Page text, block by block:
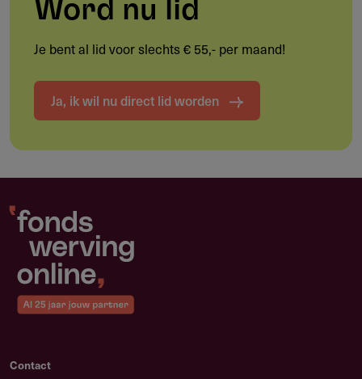
Experiment, onderzoek, reflectie en debat binnen het
vakgebied
Doelgroep
Wie kan deze subsidie aanvragen?
Culturele instellingen met een non-profit, privaatrechtelijke
rechtspersoon die vanuit hun kerntaak bijdragen aan
vormgeving, architectuur of digitale cultuur.
Lokale architectuurcentra
Platforms en presentatieplekken voor vormgeving
Medialabs en werkplaatsen voor digitale cultuur
ontwerpdisciplines
Word nu lid
Je bent al lid voor slechts € 55,- per maand!
Ja, ik wil nu direct lid worden
Contact